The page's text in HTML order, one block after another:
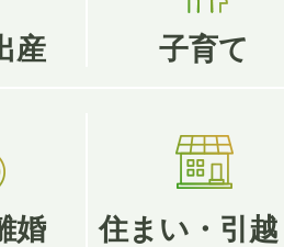
開催）
介護相談・障が
産 子育て
婚 住まい・引